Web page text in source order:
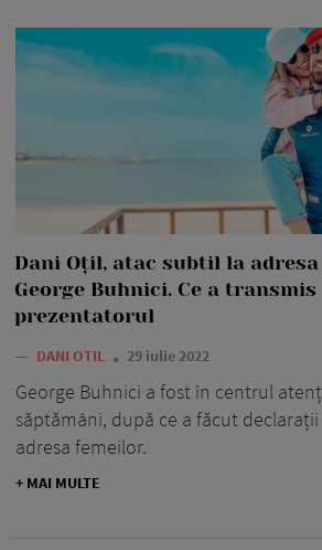
Dani Oțil, atac subtil la
George Buhnici. Ce a transmis
prezentatorul
— DANI OTIL 29 iulie 2022
George Buhnici a fost în centrul
săptămâni, după ce a făcut
adresa femeilor.
+ MAI MULTE